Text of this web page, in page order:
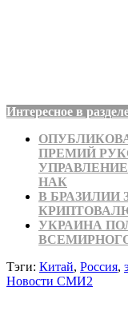
Интересное в
ПРЕМИЙ
НАК
В БРАЗИЛИИ
УКРАИНА
Тэги: Китай, Россия,
Новости СМИ2